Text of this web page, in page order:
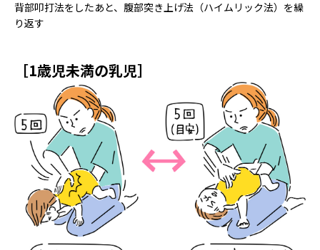
背部叩打法をしたあと、腹部突き上げ法（ハイムリック法）を繰
り返す
［1歳児未満の乳児］